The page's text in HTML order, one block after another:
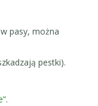
pasy, można
pestki).
.